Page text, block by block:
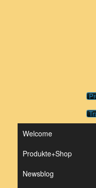
Welcome
Produkte+Shop
Newsblog